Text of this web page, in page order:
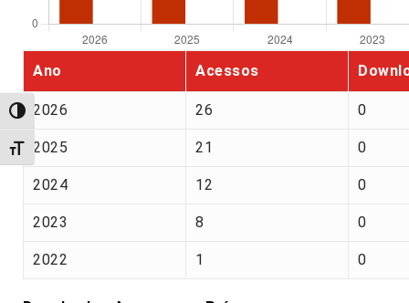
Alternar alto contraste
Alternar tamanho da fonte
Ano Acessos
2026 26 0
2025 21 0
2024 12 0
2023 8 0
2022 1 0